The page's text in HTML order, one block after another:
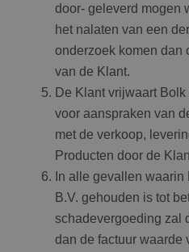
door- geleverd mogen
het nalaten van een
onderzoek komen dan
van de Klant.
De Klant vrijwaart
voor aanspraken van
met de verkoop,
Producten door de
In alle gevallen
B.V. gehouden is tot
schadevergoeding zal
dan de factuur waarde